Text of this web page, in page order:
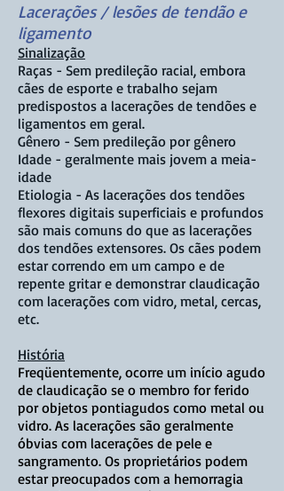
Lacerações / lesões de tendão e
ligamento
Sinalização
Raças - Sem predileção racial, embora
cães de esporte e trabalho sejam
predispostos a lacerações de tendões e
ligamentos em geral.
Gênero - Sem predileção por gênero
Idade - geralmente mais jovem a meia-
idade
Etiologia - As lacerações dos tendões
flexores digitais superficiais e profundos
são mais comuns do que as lacerações
dos tendões extensores. Os cães podem
estar correndo em um campo e de
repente gritar e demonstrar claudicação
com lacerações com vidro, metal, cercas,
etc.
História
Freqüentemente, ocorre um início agudo
de claudicação se o membro for ferido
por objetos pontiagudos como metal ou
vidro. As lacerações são geralmente
óbvias com lacerações de pele e
sangramento. Os proprietários podem
estar preocupados com a hemorragia